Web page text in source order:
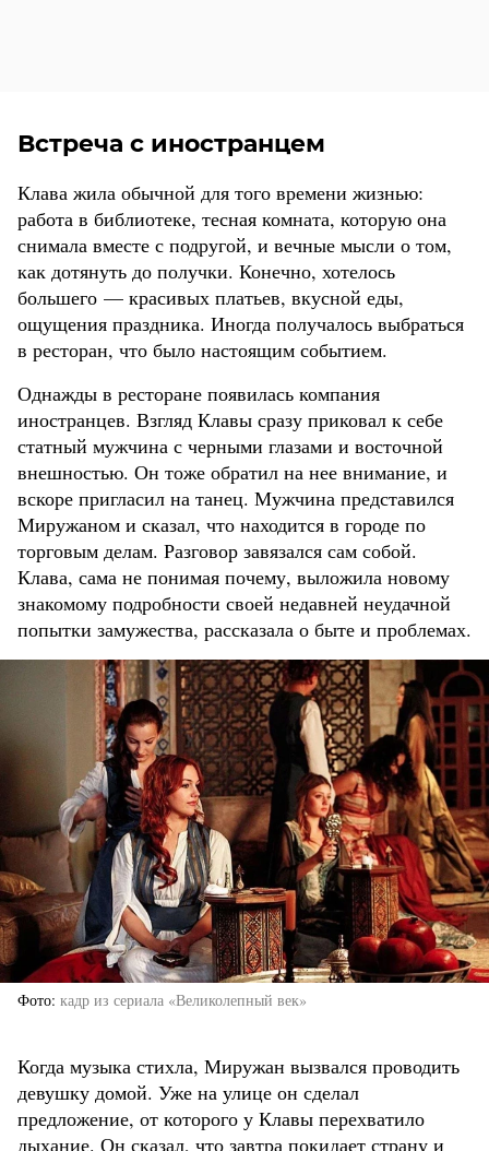
Встреча с иностранцем
Клава жила обычной для того времени жизнью:
работа в библиотеке, тесная комната, которую она
снимала вместе с подругой, и вечные мысли о том,
как дотянуть до получки. Конечно, хотелось
большего — красивых платьев, вкусной еды,
ощущения праздника. Иногда получалось выбраться
в ресторан, что было настоящим событием.
Однажды в ресторане появилась компания
иностранцев. Взгляд Клавы сразу приковал к себе
статный мужчина с черными глазами и восточной
внешностью. Он тоже обратил на нее внимание, и
вскоре пригласил на танец. Мужчина представился
Миружаном и сказал, что находится в городе по
торговым делам. Разговор завязался сам собой.
Клава, сама не понимая почему, выложила новому
знакомому подробности своей недавней неудачной
попытки замужества, рассказала о быте и проблемах.
Фото кадр из сериала «Великолепный век»
Когда музыка стихла, Миружан вызвался проводить
девушку домой. Уже на улице он сделал
предложение, от которого у Клавы перехватило
дыхание. Он сказал, что завтра покидает страну и